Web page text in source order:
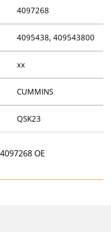
4097268
4095438, 409543800
xx
CUMMINS
QSK23